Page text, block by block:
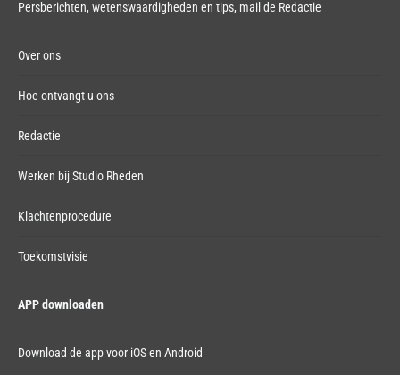
Persberichten, wetenswaardigheden en tips, mail de Redactie
Over ons
Hoe ontvangt u ons
Redactie
Werken bij Studio Rheden
Klachtenprocedure
Toekomstvisie
APP downloaden
Download de app voor iOS en Android